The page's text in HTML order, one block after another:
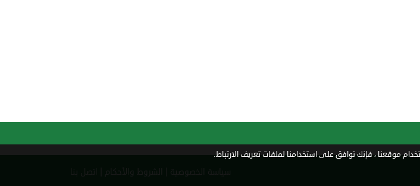
موقعنا ، فإنك توافق على استخدامنا لملفات تعريف الارتباط.